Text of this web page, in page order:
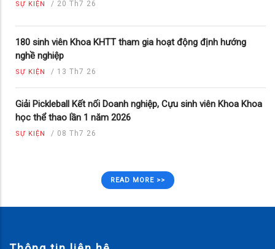
SỰ KIỆN / 20 Th7 26
180 sinh viên Khoa KHTT tham gia hoạt động định hướng
nghề nghiệp
SỰ KIỆN / 13 Th7 26
Giải Pickleball Kết nối Doanh nghiệp, Cựu sinh viên Khoa Khoa
học thể thao lần 1 năm 2026
SỰ KIỆN / 08 Th7 26
READ MORE >>